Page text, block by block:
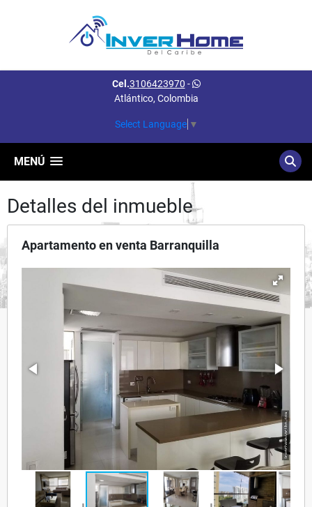
Cel.3106423970 -
Atlántico, Colombia
Select Language ▼
MENÚ
Detalles del inmueble
Apartamento en venta Barranquilla